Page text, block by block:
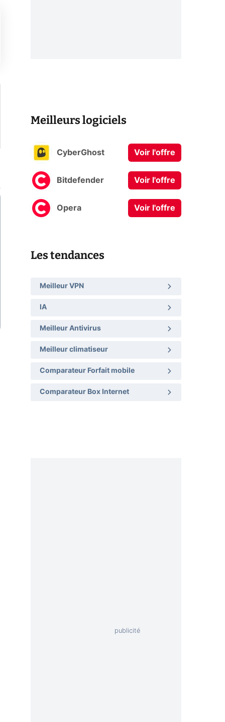
Meilleurs logiciels
CyberGhost Voir l'offre
Bitdefender Voir l'offre
Opera Voir l'offre
Les tendances
Meilleur VPN
IA
Meilleur Antivirus
Meilleur climatiseur
Comparateur Forfait mobile
Comparateur Box Internet